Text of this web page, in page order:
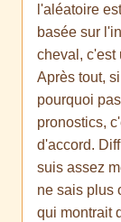
l'aléatoire
basée sur
cheval, c'est
Après tout,
pourquoi
pronostics,
d'accord.
suis assez
ne sais plus
qui montrait